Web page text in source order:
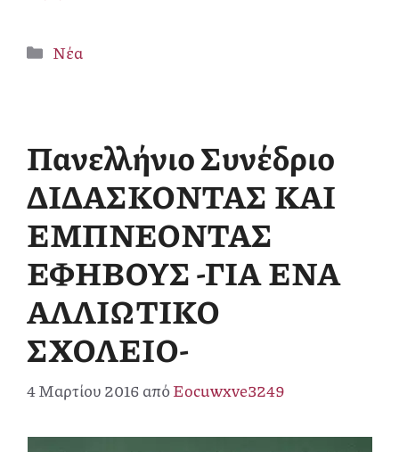
Κατηγορίες
Νέα
Πανελλήνιο Συνέδριο
ΔΙΔΑΣΚΟΝΤΑΣ ΚΑΙ
ΕΜΠΝΕΟΝΤΑΣ
ΕΦΗΒΟΥΣ -ΓΙΑ ΕΝΑ
ΑΛΛΙΩΤΙΚΟ
ΣΧΟΛΕΙΟ-
4 Μαρτίου 2016απόEocuwxve3249